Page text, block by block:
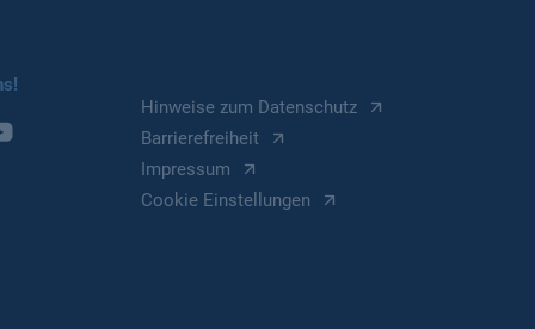
Hinweise zum Datenschutz
Barrierefreiheit
Impressum
Cookie Einstellungen